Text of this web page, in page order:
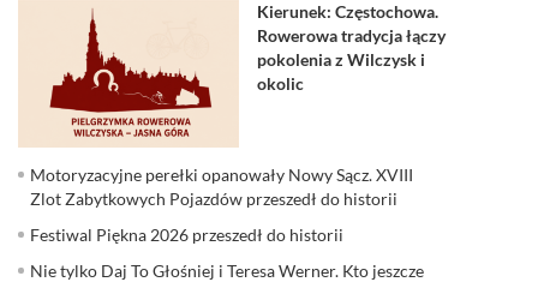
Kierunek: Częstochowa.
Rowerowa tradycja łączy
pokolenia z Wilczysk i
okolic
Motoryzacyjne perełki opanowały Nowy Sącz. XVIII
Zlot Zabytkowych Pojazdów przeszedł do historii
Festiwal Piękna 2026 przeszedł do historii
Nie tylko Daj To Głośniej i Teresa Werner. Kto jeszcze